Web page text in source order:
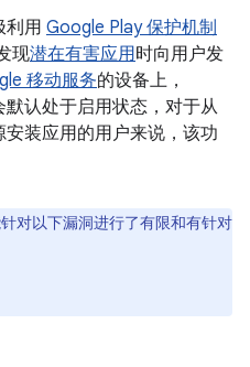
利用 Google Play 保护机制
现潜在有害应用时向用户发
移动服务的设备上，
认处于启用状态，对于从
装应用的用户来说，该功
对以下漏洞进行了有限和有针对